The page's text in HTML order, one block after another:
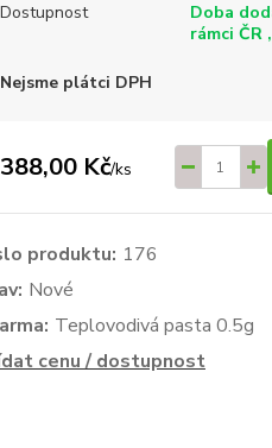
Dostupnost
Doba
rámci ČR
Nejsme plátci DPH
388,00 Kč/ks
produktu: 176
Nové
Teplovodivá pasta 0.5g
cenu / dostupnost